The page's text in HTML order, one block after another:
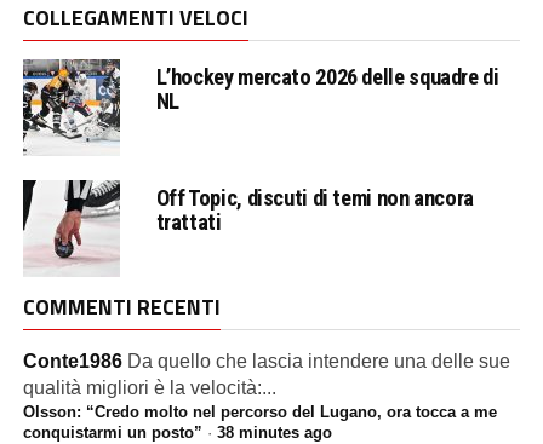
COLLEGAMENTI VELOCI
L’hockey mercato 2026 delle squadre di
NL
Off Topic, discuti di temi non ancora
trattati
COMMENTI RECENTI
Conte1986 Da quello che lascia intendere una delle sue
qualità migliori è la velocità:...
Olsson: “Credo molto nel percorso del Lugano, ora tocca a me
conquistarmi un posto” · 38 minutes ago